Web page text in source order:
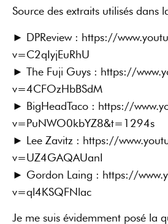
Source des extraits utilisés dans
► DPReview : https://
v=C2qIyjEuRhU
► The Fuji Guys : https://
v=4CFOzHbBSdM
► BigHeadTaco : https://
v=PuNWO0kbYZ8&t=1294s
► Lee Zavitz : https://
v=UZ4GAQAUanI
► Gordon Laing : https://
v=ql4KSQFNlac
Je me suis évidemment posé la